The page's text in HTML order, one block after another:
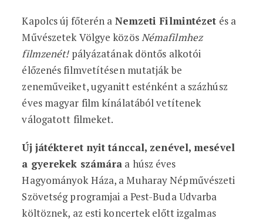
Kapolcs új főterén a Nemzeti Filmintézet és a
Művészetek Völgye közösNémafilmhez
filmzenét!pályázatának döntős alkotói
élőzenés filmvetítésen mutatják be
zeneműveiket, ugyanitt esténként a százhúsz
éves magyar film kínálatából vetítenek
válogatott filmeket.
Új játékteret nyit tánccal, zenével, mesével
a gyerekek számára a húsz éves
Hagyományok Háza, a Muharay Népművészeti
Szövetség programjai a Pest-Buda Udvarba
költöznek, az esti koncertek előtt izgalmas